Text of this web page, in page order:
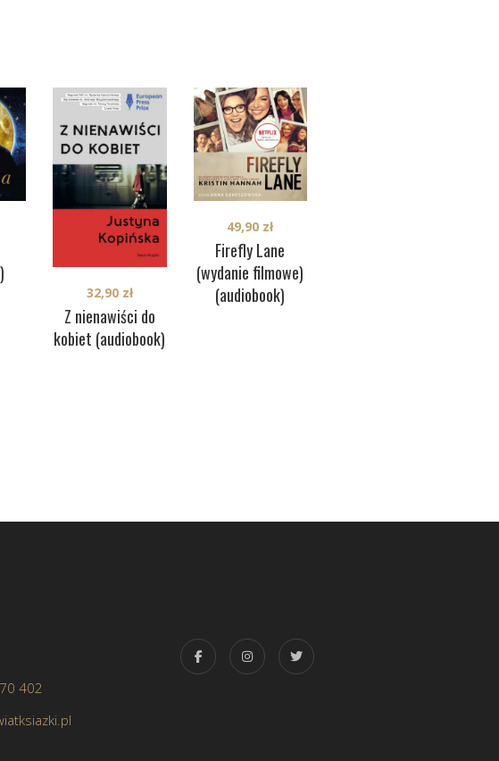
Z nienawiści do
kobiet (audiobook)
32,90 zł
Firefly Lane
(wydanie filmowe)
(audiobook)
49,90 zł
402